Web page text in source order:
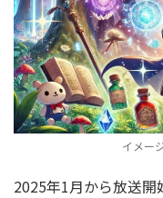
イメー
2025年1月から放送